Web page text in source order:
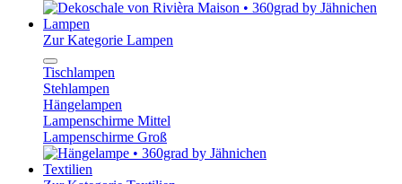
Lampen
Zur Kategorie Lampen
Tischlampen
Stehlampen
Hängelampen
Lampenschirme Mittel
Lampenschirme Groß
Textilien